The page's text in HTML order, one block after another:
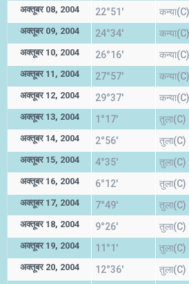
अक्तूबर 08, 2004 22°51' कन्या(C)
अक्तूबर 09, 2004 24°34' कन्या(C)
अक्तूबर 10, 2004 26°16' कन्या(C)
अक्तूबर 11, 2004 27°57' कन्या(C)
अक्तूबर 12, 2004 29°37' कन्या(C)
अक्तूबर 13, 2004 1°17' तुला(C)
अक्तूबर 14, 2004 2°56' तुला(C)
अक्तूबर 15, 2004 4°35' तुला(C)
अक्तूबर 16, 2004 6°12' तुला(C)
अक्तूबर 17, 2004 7°49' तुला(C)
अक्तूबर 18, 2004 9°26' तुला(C)
अक्तूबर 19, 2004 11°1' तुला(C)
अक्तूबर 20, 2004 12°36' तुला(C)